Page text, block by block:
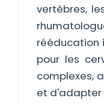
vertèbres,
rééducation
pour les
complexes,
et d'adapter